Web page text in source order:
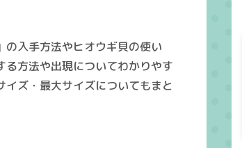
入手方法やヒオウギ貝の使い
方法や出現についてわかりやす
ズ・最大サイズについてもまと